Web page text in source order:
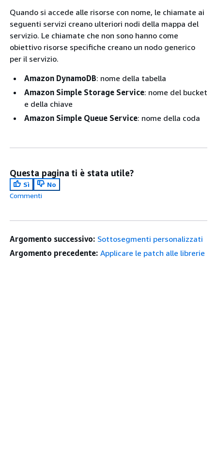
Quando si accede alle risorse con nome, le chiamate ai
seguenti servizi creano ulteriori nodi della mappa del
servizio. Le chiamate che non sono hanno come
obiettivo risorse specifiche creano un nodo generico
per il servizio.
Amazon DynamoDB: nome della tabella
Amazon Simple Storage Service: nome del bucket
e della chiave
Amazon Simple Queue Service: nome della coda
Questa pagina ti è stata utile?
Sì
No
Commenti
Argomento successivo: Sottosegmenti personalizzati
Argomento precedente: Applicare le patch alle librerie